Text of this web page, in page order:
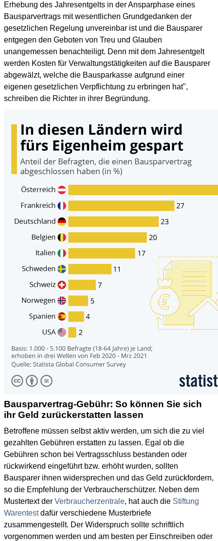
Erhebung des Jahresentgelts in der Ansparphase eines
Bausparvertrags mit wesentlichen Grundgedanken der
gesetzlichen Regelung unvereinbar ist und die Bausparer
entgegen den Geboten von Treu und Glauben
unangemessen benachteiligt. Denn mit dem Jahresentgelt
werden Kosten für Verwaltungstätigkeiten auf die Bausparer
abgewälzt, welche die Bausparkasse aufgrund einer
eigenen gesetzlichen Verpflichtung zu erbringen hat",
schreiben die Richter in ihrer Begründung.
Bausparvertrag-Gebühr: So können Sie sich
ihr Geld zurückerstatten lassen
Betroffene müssen selbst aktiv werden, um sich die zu viel
gezahlten Gebühren erstatten zu lassen. Egal ob die
Gebühren schon bei Vertragsschluss bestanden oder
rückwirkend eingeführt bzw. erhöht wurden, sollten
Bausparer ihnen widersprechen und das Geld zurückfordern,
so die Empfehlung der Verbraucherschützer. Neben dem
Mustertext der Verbraucherzentrale, hat auch die Stiftung
Warentestdafür verschiedene Musterbriefe
zusammengestellt. Der Widerspruch sollte schriftlich
vorgenommen werden und am besten per Einschreiben oder